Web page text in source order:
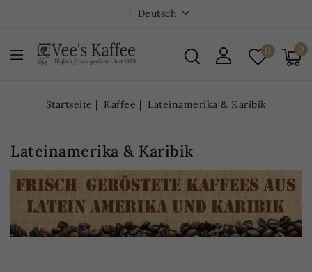
Deutsch
0
0
Startseite Kaffee Lateinamerika & Karibik
Lateinamerika & Karibik